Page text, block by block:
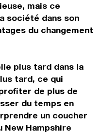
mais ce
société dans son
du changement
plus tard dans la
tard, ce qui
de plus de
du temps en
un coucher
Hampshire